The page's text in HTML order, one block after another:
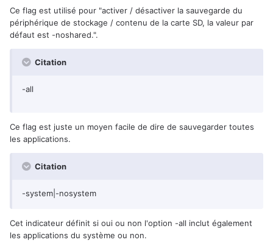
Ce flag est utilisé pour "activer / désactiver la sauvegarde du
périphérique de stockage / contenu de la carte SD, la valeur par
défaut est -noshared.".
Citation
-all
Ce flag est juste un moyen facile de dire de sauvegarder toutes
les applications.
Citation
-system|-nosystem
Cet indicateur définit si oui ou non l'option -all inclut également
les applications du système ou non.